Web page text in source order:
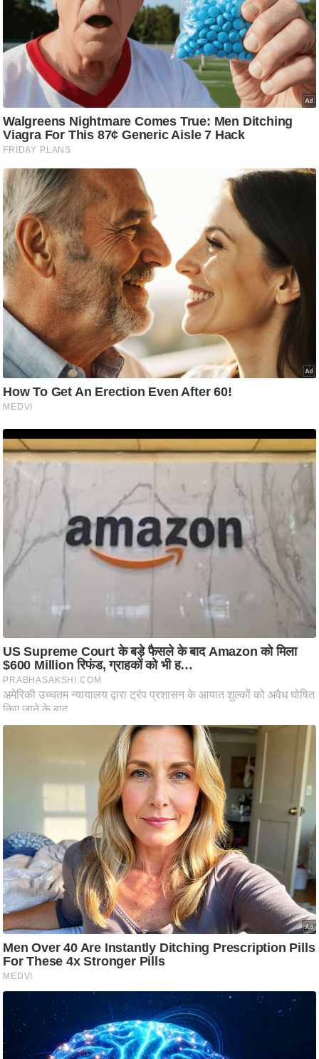
/
श
न
रे
लू
नु
स्खे
प
र्य
ट
न
स्थ
फि
ट
स
मं
त्रा
ले
श
न
रा
ज
नी
ष
ण
स
म
सा
भू
मि
स्तं
भ
ए
म
.
आ
र
.
आ